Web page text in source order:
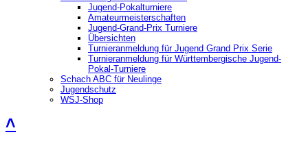
Jugend-Pokalturniere
Amateurmeisterschaften
Jugend-Grand-Prix Turniere
Übersichten
Turnieranmeldung für Jugend Grand Prix Serie
Turnieranmeldung für Württembergische Jugend-
Pokal-Turniere
Schach ABC für Neulinge
Jugendschutz
WSJ-Shop
˄